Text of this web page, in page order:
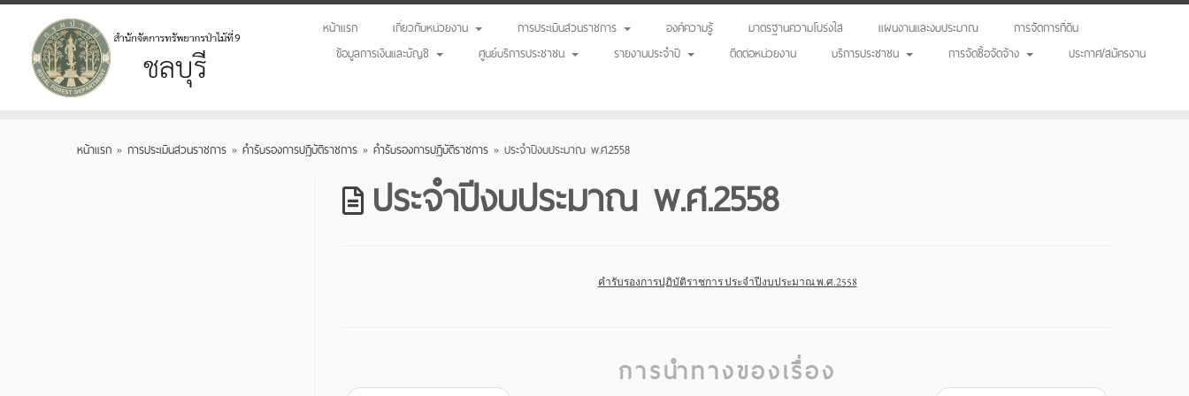
หน้าแรก เกี่ยวกับหน่วยงาน การประเมินส่วนราชการ องค์ความรู้ มาตรฐานความโปร่งใส แผนงานและงบประมาณ
การจัดการที่ดิน
ข้อมูลการเงินและบัญชี
ศูนย์บริการประชาชน รายงานประจำปี ติดต่อหน่วยงาน บริการประชาชน การจัดซื้อจัดจ้าง ประกาศ/สมัครงาน
หน้าแรก » การประเมินส่วนราชการ » คำรับรองการปฏิบัติราชการ » คำรับรองการปฏิบัติราชการ » ประจำปีงบประมาณ พ.ศ.2558
ประจำปีงบประมาณ พ.ศ.2558
คำรับรองการปฏิบัติราชการ ประจำปีงบประมาณ พ.ศ.2558
การนำทางของเรื่อง